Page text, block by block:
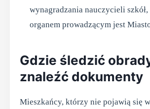
wynagradzania nauczycieli
organem prowadzącym jest
Gdzie śledzić
znaleźć dokumenty
Mieszkańcy, którzy nie pojawią się